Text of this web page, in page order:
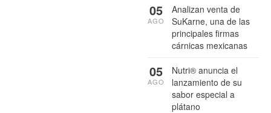
Analizan venta de
SuKarne, una de las
principales firmas
cárnicas mexicanas
05
AGO
Nutri® anuncia el
lanzamiento de su
sabor especial a
plátano
05
AGO